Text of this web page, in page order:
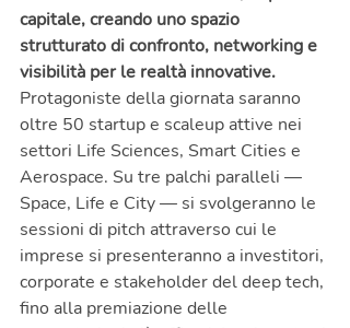
capitale, creando uno spazio
strutturato di confronto, networking e
visibilità per le realtà innovative.
Protagoniste della giornata saranno
oltre 50 startup e scaleup attive nei
settori Life Sciences, Smart Cities e
Aerospace. Su tre palchi paralleli —
Space, Life e City — si svolgeranno le
sessioni di pitch attraverso cui le
imprese si presenteranno a investitori,
corporate e stakeholder del deep tech,
fino alla premiazione delle